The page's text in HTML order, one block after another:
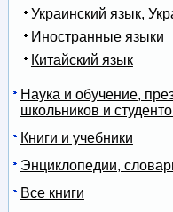
Украинский язык,
Иностранные языки
Китайский язык
Наука и обучение,
школьников и
Книги и учебники
Энциклопедии,
Все книги